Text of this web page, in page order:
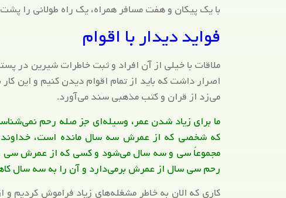
با یک پیکان و هفت مسافر همراه، یک راه طولانی را
فواید دیدار با اقوام
ملاقات با خیلی از آن افراد و ثبت خاطرات شیرین در
اصرار داشت که باید از تمام اقوام دیدن کنیم و این
می‌زد از قران و کتب مذهبی سند می‌آورد.
ما برای زیاد شدن عمر، وسیله‌ای جز صله رحم
که شخصی که از عمرش سه سال مانده است،
مجموعاً سی و سه سال می‌شود و کسی که از عمرش سی
رحم سی سال از عمرش برمی‌دارد و آن را به سه سال
کاری که الان به خاطر مشغله‌های زیاد فراموش کردیم